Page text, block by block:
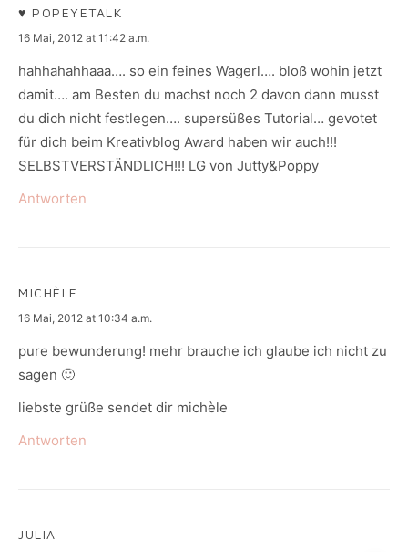
♥ POPEYETALK
says:
16 Mai, 2012 at 11:42 a.m.
hahhahahhaaa…. so ein feines Wagerl…. bloß wohin jetzt
damit…. am Besten du machst noch 2 davon dann musst
du dich nicht festlegen…. supersüßes Tutorial… gevotet
für dich beim Kreativblog Award haben wir auch!!!
SELBSTVERSTÄNDLICH!!! LG von Jutty&Poppy
Antworten
MICHÈLE
says:
16 Mai, 2012 at 10:34 a.m.
pure bewunderung! mehr brauche ich glaube ich nicht zu
sagen 🙂
liebste grüße sendet dir michèle
Antworten
JULIA